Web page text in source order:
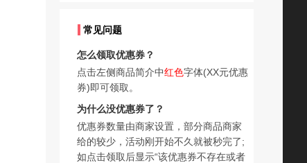
常见问题
怎么领取优惠券？
点击左侧商品简介中红色字体(XX元优惠
券)即可领取。
为什么没优惠券了？
优惠券数量由商家设置，部分商品商家
给的较少，活动刚开始不久就被秒完了;
如点击领取后显示“该优惠券不存在或者